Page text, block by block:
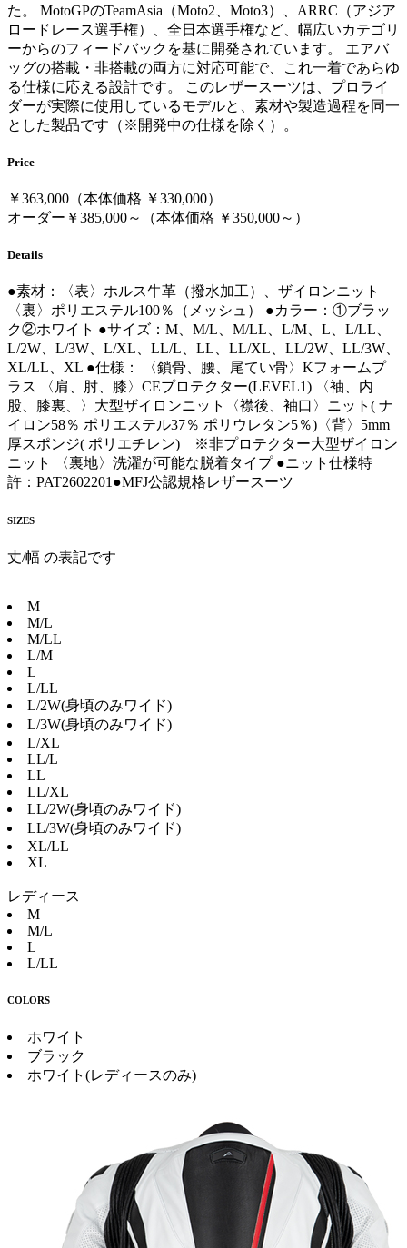
た。 MotoGPのTeamAsia（Moto2、Moto3）、ARRC（アジア
ロードレース選手権）、全日本選手権など、幅広いカテゴリ
ーからのフィードバックを基に開発されています。 エアバ
ッグの搭載・非搭載の両方に対応可能で、これ一着であらゆ
る仕様に応える設計です。 このレザースーツは、プロライ
ダーが実際に使用しているモデルと、素材や製造過程を同一
とした製品です（※開発中の仕様を除く）。
Price
￥363,000（本体価格 ￥330,000）
オーダー￥385,000～（本体価格 ￥350,000～）
Details
●素材：〈表〉ホルス牛革（撥水加工）、ザイロンニット
〈裏〉ポリエステル100％（メッシュ） ●カラー：①ブラッ
ク②ホワイト ●サイズ：M、M/L、M/LL、L/M、L、L/LL、
L/2W、L/3W、L/XL、LL/L、LL、LL/XL、LL/2W、LL/3W、
XL/LL、XL ●仕様： 〈鎖骨、腰、尾てい骨〉Kフォームプ
ラス 〈肩、肘、膝〉CEプロテクター(LEVEL1) 〈袖、内
股、膝裏、〉大型ザイロンニット〈襟後、袖口〉ニット( ナ
イロン58％ ポリエステル37％ ポリウレタン5％)〈背〉5mm
厚スポンジ( ポリエチレン) ※非プロテクター大型ザイロン
ニット 〈裏地〉洗濯が可能な脱着タイプ ●ニット仕様特
許：PAT2602201●MFJ公認規格レザースーツ
SIZES
丈/幅 の表記です
M
M/L
M/LL
L/M
L
L/LL
L/2W(身頃のみワイド)
L/3W(身頃のみワイド)
L/XL
LL/L
LL
LL/XL
LL/2W(身頃のみワイド)
LL/3W(身頃のみワイド)
XL/LL
XL
レディース
M
M/L
L
L/LL
COLORS
ホワイト
ブラック
ホワイト(レディースのみ)